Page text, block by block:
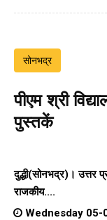
सोनभद्र
पीएम श्री
पुस्तकें
दुद्धी(सोनभद्र)। उत्तर
राजकीय....
Wednesday 05-